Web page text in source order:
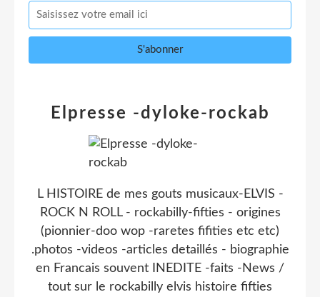
Elpresse -dyloke-rockab
L HISTOIRE de mes gouts musicaux-ELVIS -
ROCK N ROLL - rockabilly-fifties - origines
(pionnier-doo wop -raretes fifities etc etc)
.photos -videos -articles detaillés - biographie
en Francais souvent INEDITE -faits -News /
tout sur le rockabilly elvis histoire fifties